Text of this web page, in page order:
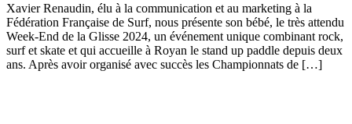
Xavier Renaudin, élu à la communication et au marketing à la
Fédération Française de Surf, nous présente son bébé, le très attendu
Week-End de la Glisse 2024, un événement unique combinant rock,
surf et skate et qui accueille à Royan le stand up paddle depuis deux
ans. Après avoir organisé avec succès les Championnats de […]